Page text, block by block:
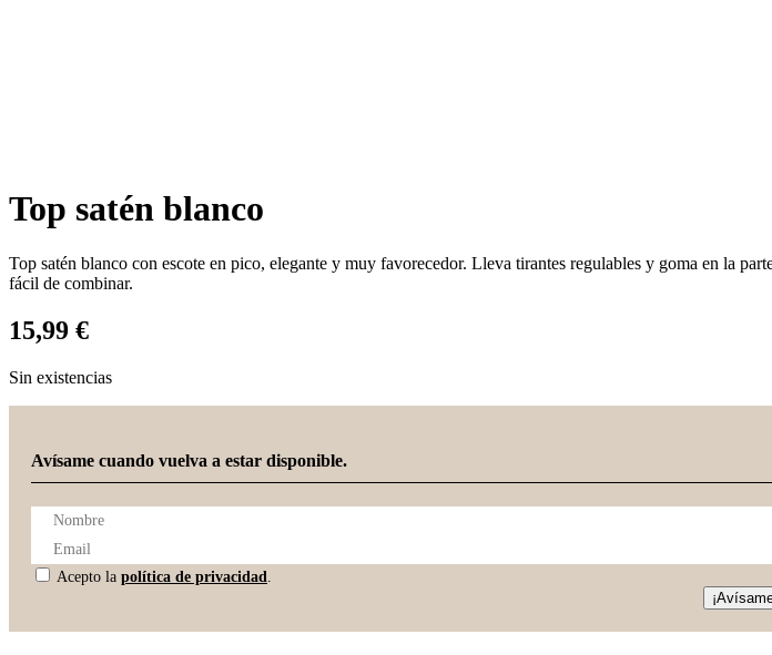
Top satén blanco
Top satén blanco con escote en pico, elegante y muy favorecedor. Lleva tirantes regulables y goma en la
fácil de combinar.
15,99 €
Sin existencias
Avísame cuando vuelva a estar disponible.
Acepto la política de privacidad.